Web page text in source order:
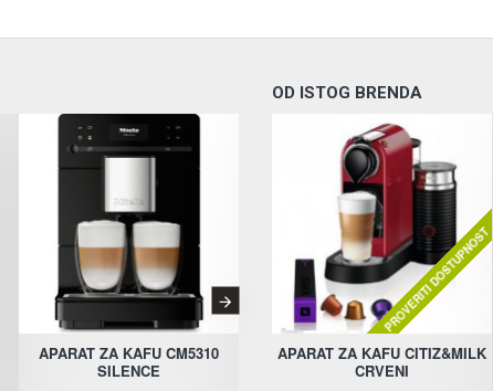
APARAT ZA KAFU CM5310
SILENCE
APARAT ZA KAFU CTL7181B0
OD ISTOG BRENDA
PROVERITI DOSTUPNOST
APARAT ZA KAFU CITIZ&MILK
CRVENI